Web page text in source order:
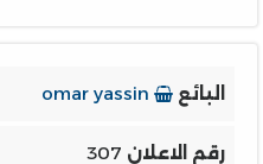
البائع
رقم الاعلان 307